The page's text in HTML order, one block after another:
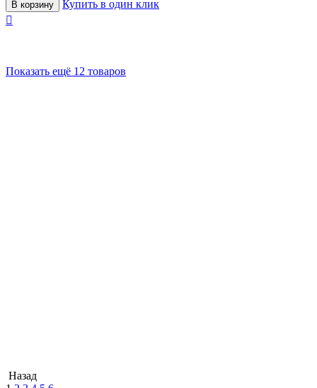
В корзину
Купить в один клик

Показать ещё 12 товаров
Назад